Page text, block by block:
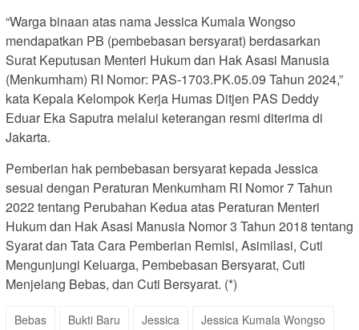
“Warga binaan atas nama Jessica Kumala Wongso
mendapatkan PB (pembebasan bersyarat) berdasarkan
Surat Keputusan Menteri Hukum dan Hak Asasi Manusia
(Menkumham) RI Nomor: PAS-1703.PK.05.09 Tahun 2024,”
kata Kepala Kelompok Kerja Humas Ditjen PAS Deddy
Eduar Eka Saputra melalui keterangan resmi diterima di
Jakarta.
Pemberian hak pembebasan bersyarat kepada Jessica
sesuai dengan Peraturan Menkumham RI Nomor 7 Tahun
2022 tentang Perubahan Kedua atas Peraturan Menteri
Hukum dan Hak Asasi Manusia Nomor 3 Tahun 2018 tentang
Syarat dan Tata Cara Pemberian Remisi, Asimilasi, Cuti
Mengunjungi Keluarga, Pembebasan Bersyarat, Cuti
Menjelang Bebas, dan Cuti Bersyarat. (*)
Bebas Bukti Baru Jessica
Jessica Kumala Wongso